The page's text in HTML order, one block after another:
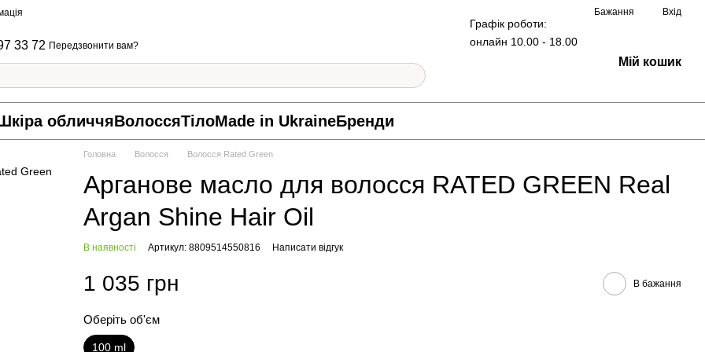
Бажання Вхід
33 72 Передзвонити вам?
Графік роботи:
онлайн 10.00 - 18.00
Мій кошик
обличчяВолоссяТілоMade in UkraineБренди
Головна Волосся Волосся Rated Green
Арганове масло для волосся RATED GREEN Real
Argan Shine Hair Oil
В наявності Артикул: 8809514550816 Написати відгук
1 035 грн В бажання
Оберіть об'єм
100 ml